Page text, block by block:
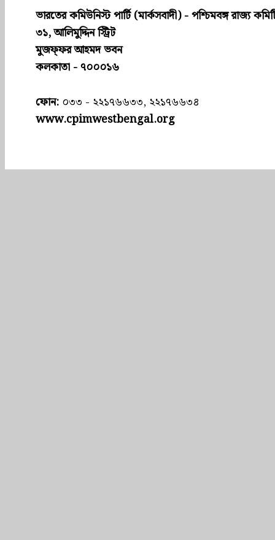
ভারতের কমিউনিস্ট পার্টি (মার্কসবাদী) - পশ্চিমবঙ্গ রাজ্য
৩১, আলিমুদ্দিন স্ট্রিট
মুজফ্ফ‌র আহমদ ভবন
কলকাতা - ৭০০০১৬
ফোন: ০৩৩ - ২২১৭৬৬৩৩, ২২১৭৬৬৩৪
www.cpimwestbengal.org